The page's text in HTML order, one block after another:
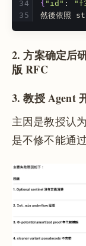
{ "id" :
然後依照
2. 方案确定后
版 RFC
3. 教授 Agent
主因是教授认
是不修不能通